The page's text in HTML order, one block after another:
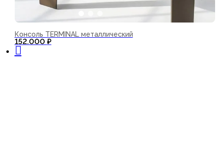
Консоль TERMINAL металлический
152.000 ₽